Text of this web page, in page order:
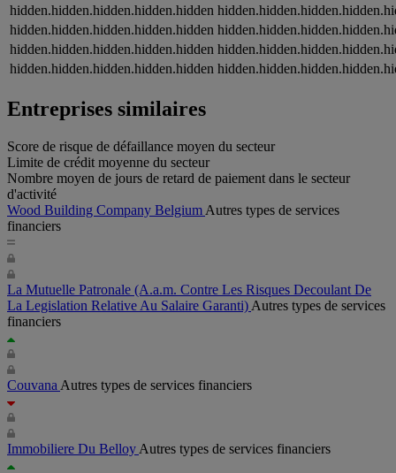
hidden.hidden.hidden.hidden.hidden
hidden.hidden.hidden.hidden.hidden
hidden.hidden.hidden.hidden.hidden
hidden.hidden.hidden.hidden.hidden
Entreprises similaires
Score de risque de défaillance moyen du secteur
Limite de crédit moyenne du secteur
Nombre moyen de jours de retard de paiement dans le secteur
d'activité
Wood Building Company Belgium Autres types de services
financiers
La Mutuelle Patronale (A.a.m. Contre Les Risques Decoulant De
La Legislation Relative Au Salaire Garanti) Autres types de services
financiers
Couvana Autres types de services financiers
Immobiliere Du Belloy Autres types de services financiers